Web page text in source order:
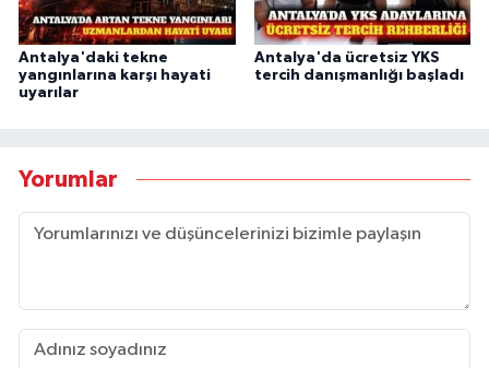
Antalya'daki tekne
yangınlarına karşı hayati
uyarılar
Antalya'da ücretsiz YKS
tercih danışmanlığı başladı
Yorumlar